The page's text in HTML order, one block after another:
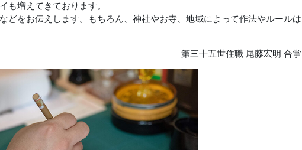
も増えてきております。
どをお伝えします。もちろん、神社やお寺、地域によって作法やルールは
第三十五世住職 尾藤宏明 合掌